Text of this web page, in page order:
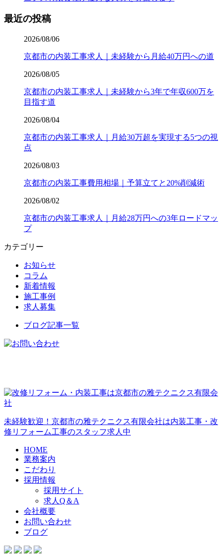
最近の投稿
2026/08/06
京都市の内装工事求人｜未経験から月給40万円への道
2026/08/05
京都市の内装工事求人｜未経験から3年で年収600万を
目指す道
2026/08/04
京都市の内装工事求人｜月給30万超を実現する5つの視
点
2026/08/03
京都市の内装工事費用相場｜予算立てと20%削減術
2026/08/02
京都市の内装工事求人｜月給28万円への3年ロードマッ
プ
カテゴリー
お知らせ
コラム
新着情報
施工事例
求人募集
ブログ記事一覧
未経験歓迎！京都市の雅テクニクス有限会社は内装工事・改
修リフォーム工事のスタッフ求人中
HOME
業務案内
こだわり
採用情報
採用サイト
求人Q＆A
会社概要
お問い合わせ
ブログ